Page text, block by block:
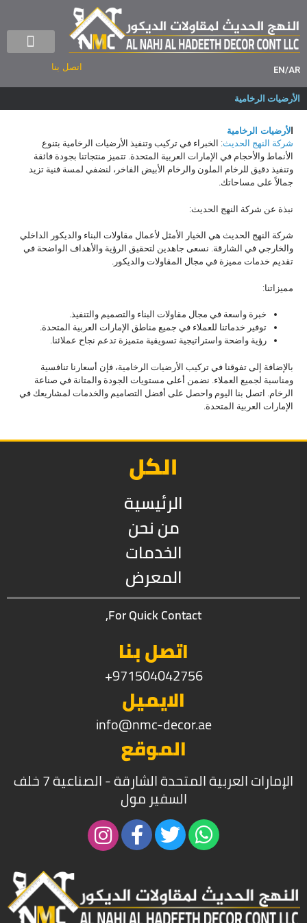
EN/AR اتصل بنا
الأرضيات الرخامية
الأرضيات الرخامية
شركة النهج الحديث: الخبراء في تركيب وتنفيذ الأرضيات الرخامية بتنوع
الأنماط والأحجام في الإمارات العربية المتحدة. تتميز منتجاتنا بجودة فائقة
وتنفيذ دقيق للرخام الملون والرخام الأبيض الفاخر، لنضفي لمسة فنية تزيد
جمالاً على مساحاتك.
نبذة عن شركة النهج الحديث:
شركة النهج الحديث هي الخيار الأمثل لأعمال مقاولات البناء والديكور الداخلي
والخارجي في الشارقة. نسعى جاهدين لتحقيق الرؤية والأهداف الواضحة في
تقديم خدمات مميزة في مجال المقاولات والديكور.
مميزاتنا:
خبرة واسعة في مجال مقاولات البناء والتصميم والتنفيذ.
توفير خدماتنا للعملاء في جميع مناطق الإمارات العربية المتحدة.
رؤية واضحة واستراتيجية تسويقية متميزة تدعم نجاح عملائنا.
بالإضافة إلى تفوقنا في تركيب الأرضيات الرخامية، فإن أسعارنا تنافسية
ومناسبة لجميع العملاء. نضمن أعلى مستويات الجودة والمتانة في صناعة
الرخام. اتصل بنا اليوم واحصل على أفضل التصاميم والخدمات لمشاريعك في
الإمارات العربية المتحدة.
الكل
الرئيسية
من نحن
الخدمات
المعرض
For Quick Contact,
اتصل بنا
971504042756+
الايميل
info@nmc-decor.ae
الموقع
الإمارات العربية المتحدة الشارقة - الصناعية 7 خلف
السفير مول